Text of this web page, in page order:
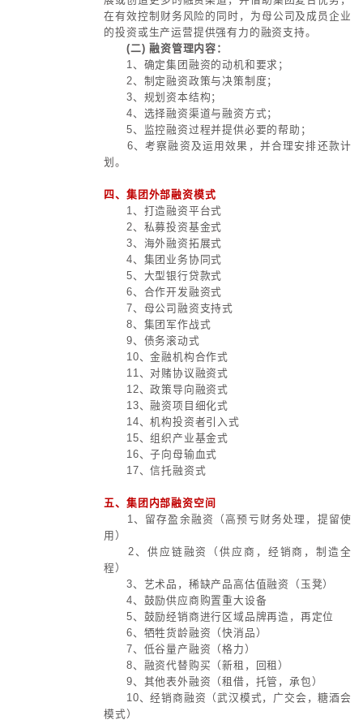
5、生态链产融结合：霸权与王
现，构建复合型的财团模式。运用金
信息、金融工具、金融产品服务于业
应链、生态链、产业链，形成实业资
+金融资本+投资+服务的有机融合。
6、超边界产融结合：在新卡特
加，新托拉斯，新康采恩中运用产业
围内的投资活动，代表国家投资，国
结合；比如主权基金模式。
二、国企应从六个层面，强化资本
理，提升国企资本运作能力
1、强化投资管理，尤其强化投
管理能力提升
2、强化资产管理
3、提升国企资本运作能力
4、强化资产证券化全过程管理
5、强化上市公司质量管理
6、强化以融助产管理
三、国企如何提升资本运作水平
1、主要通过供应链，产业链，
2、基金化运作+投行式运作+全
3、以低成本融资为导向的集成
业基金，Ritz，非融资信贷，保险
赁，产业资本，银信业务，互联网金
为核心的多渠道结构化融资体系；
4、以融助产为导向的产业基金与
5、以并购、整合、产业链延伸
运作；